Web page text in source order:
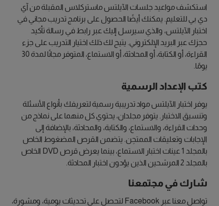
استكشف مواعيد جلسات الآيلتس ماستركلاس المقبلة من آي
دي بي للتعليم. يمكنك أيضًا الحصول على برنامج تدريب مجاني في
اختبار الآيلتس، والذي سيرسل إليك عبر رابط في رسالة تأكيد
حجزك عبر البريد الإلكتروني. يتيح لك ذلك اختيار التدريب على جزء
القراءة، أو الكتابة، أو المحادثة، أو الاستماع، المتوفر مجانًا لمدة 30
يومًا.
كتب الإعداد الرسمية
يوفر اختبار الآيلتس مواد تدريبية رسمية لتعريفك بأنواع الأسئلة
وتنسيق الاختبار. يتوفر مجلدان، يحتوي كل منهما على نماذج من
وحدات القراءة، والاستماع، والكتابة، والمحادثة، بالإضافة إلى
الإجابات وتعليقات الممتحِن. يتضمن القرص المضغوط الخاص
بالمجلد 1 عينات اختبار الاستماع، بينما يعرض قرص DVD الخاص
بالمجلد 2 المرشحين الذين يؤدون اختبار المحادثة.
شارك في مجتمعنا
تواصل معنا عبر Facebook لتحصل على تحديثات يومية، ومشورة،